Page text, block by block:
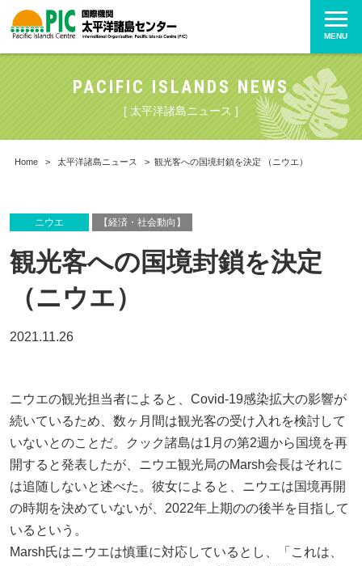
MENU
PACIFIC ISLANDS NEWS
[ 太平洋諸島ニュース ]
Home > 太平洋諸島ニュース > 観光客への国境封鎖を決定 （ニウエ）
ニウエ 【経済・社会動向】
観光客への国境封鎖を決定
（ニウエ）
2021.11.26
ニウエの観光担当者によると、Covid-19感染拡大の影響が
続いているため、数ヶ月間は観光客の受け入れを検討して
いないとのことだ。クック諸島は1月の第2週から国境を再
開すると発表したが、ニウエ観光局のMarsh会長はそれに
は追随しないと述べた。彼女によると、ニウエは国境再開
の時期を決めていないが、2022年上期のの後半を目指して
いるという。
Marsh氏はニウエは慎重に対応しているとし、「これは、